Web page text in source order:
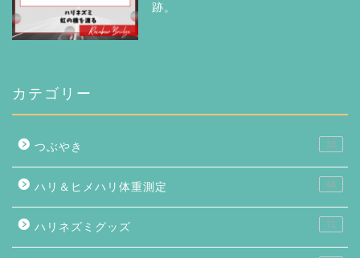
跡。
カテゴリー
つぶやき 33
ハリ＆ヒメハリ体重測定 46
ハリネズミグッズ 71